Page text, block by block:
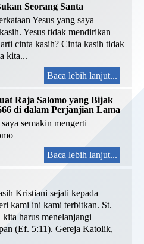
Seorang Santa
Yesus yang saya
Yesus tidak mendirikan
cinta kasih? Cinta kasih tidak
kita...
Baca lebih lanjut...
Raja Salomo yang Bijak
di dalam Perjanjian Lama
semakin mengerti
Baca lebih lanjut...
Kristiani sejati kepada
kami ini kami terbitkan. St.
harus menelanjangi
(Ef. 5:11). Gereja Katolik,